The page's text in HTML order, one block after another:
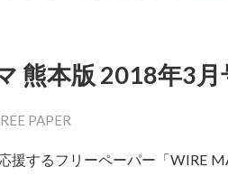
熊本版 2018年3月
PAPER
援するフリーペーパー「WIRE